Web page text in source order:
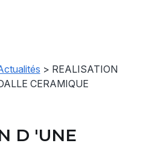
> REALISATION
CERAMIQUE
D 'UNE